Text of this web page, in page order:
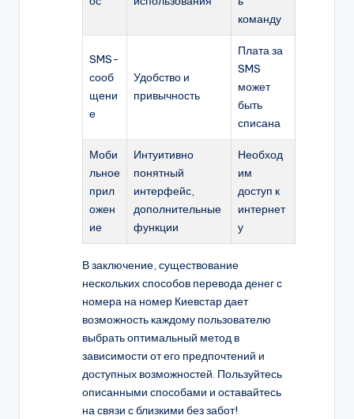
команду
SMS-
сооб
щени
е
Удобство и
привычность
Плата за
SMS
может
быть
списана
Моби
льное
прил
ожен
ие
Интуитивно
понятный
интерфейс,
дополнительные
функции
Необход
им
доступ к
интернет
у
В заключение, существование
нескольких способов перевода денег с
номера на номер Киевстар дает
возможность каждому пользователю
выбрать оптимальный метод в
зависимости от его предпочтений и
доступных возможностей. Пользуйтесь
описанными способами и оставайтесь
на связи с близкими без забот!